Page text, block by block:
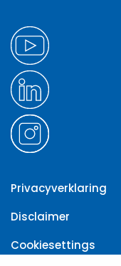
Privacyverklaring
Disclaimer
Cookiesettings